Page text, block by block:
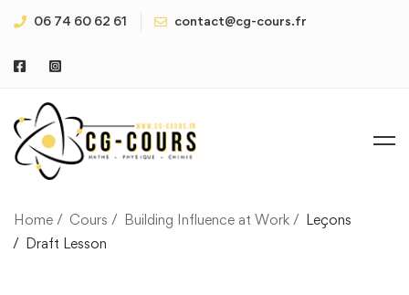
06 74 60 62 61 contact@cg-cours.fr
Home Cours Building Influence at Work
Leçons
Draft Lesson